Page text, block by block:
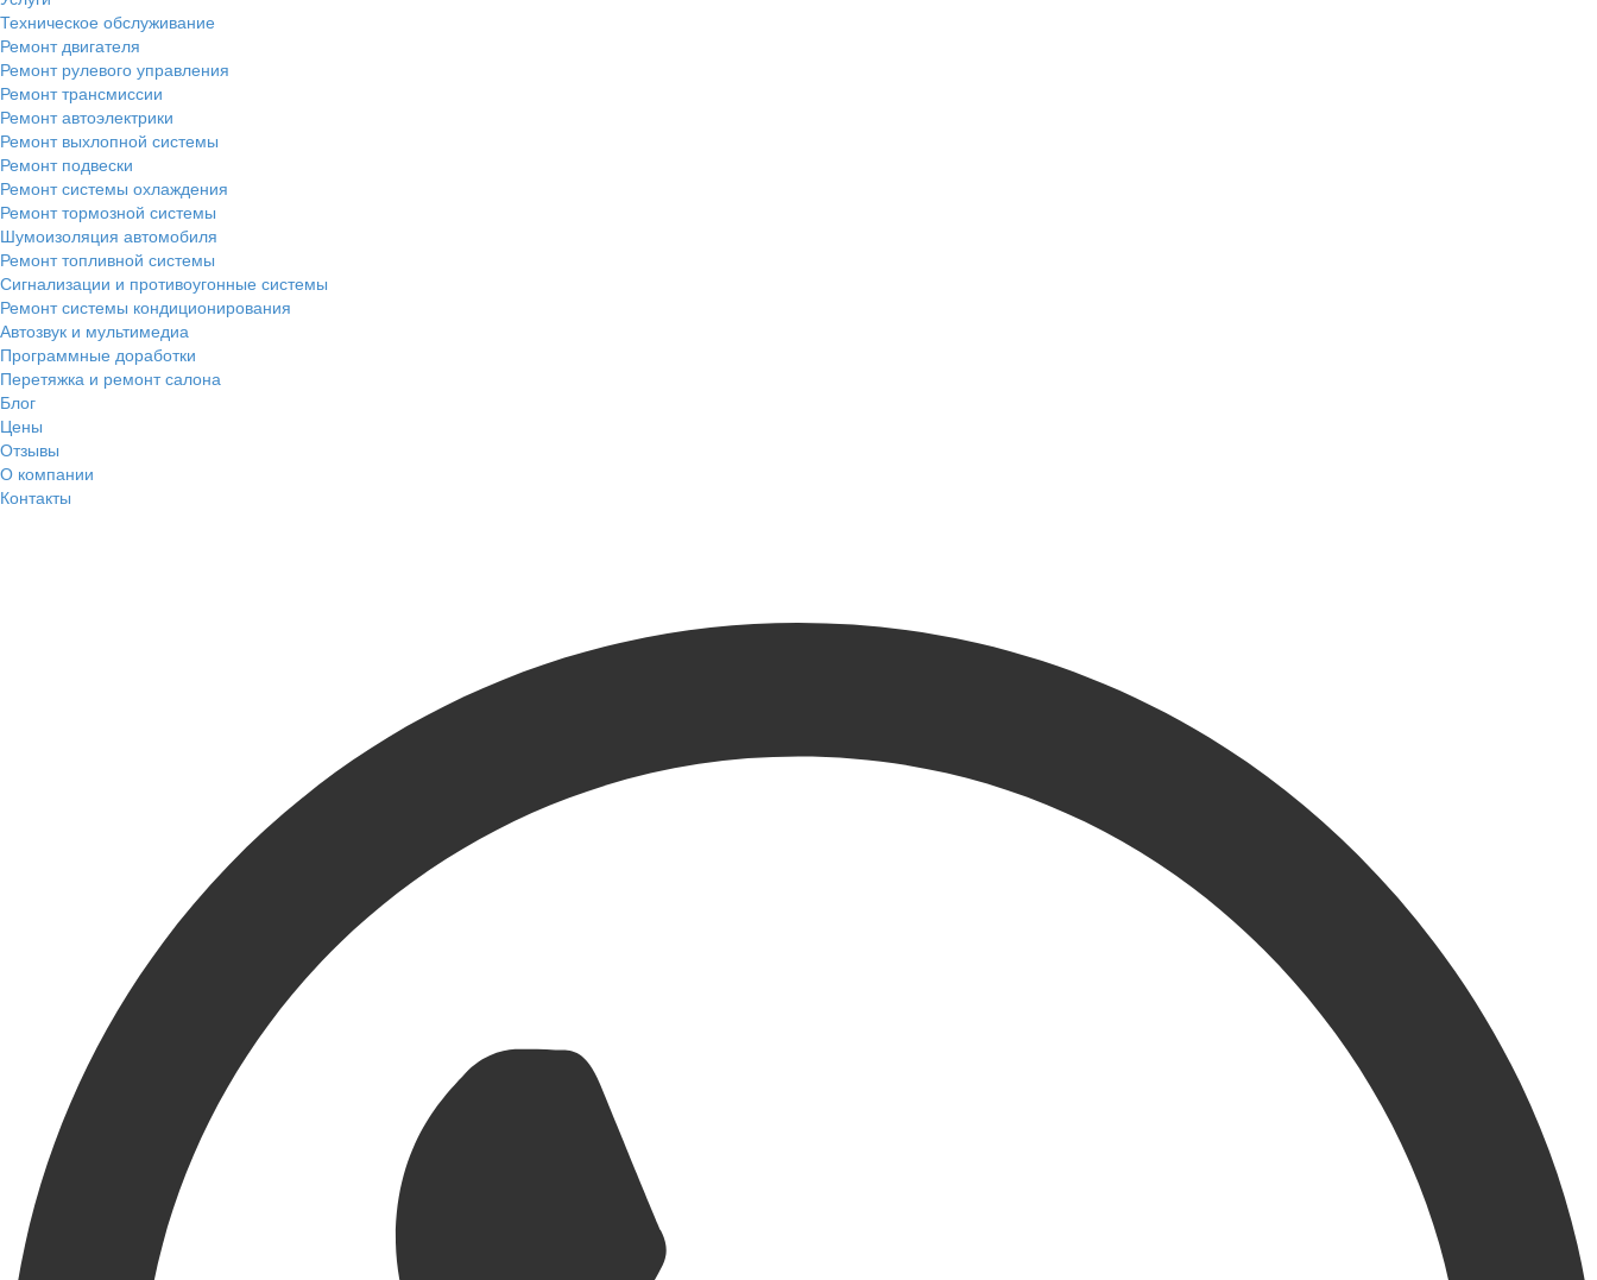
Техническое обслуживание
Ремонт двигателя
Ремонт рулевого управления
Ремонт трансмиссии
Ремонт автоэлектрики
Ремонт выхлопной системы
Ремонт подвески
Ремонт системы охлаждения
Ремонт тормозной системы
Шумоизоляция автомобиля
Ремонт топливной системы
Сигнализации и противоугонные системы
Ремонт системы кондиционирования
Автозвук и мультимедиа
Программные доработки
Перетяжка и ремонт салона
Блог
Цены
Отзывы
О компании
Контакты